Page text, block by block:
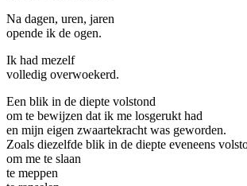
Na dagen, uren, jaren
opende ik de ogen.
Ik had mezelf
volledig overwoekerd.
Een blik in de diepte volstond
om te bewijzen dat ik me losgerukt had
en mijn eigen zwaartekracht was geworden.
Zoals diezelfde blik in de diepte eveneens
om me te slaan
te meppen